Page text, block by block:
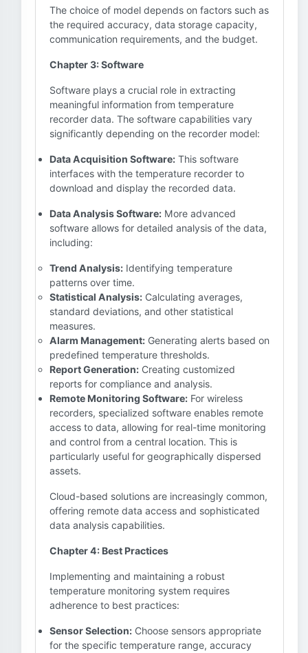
The choice of model depends on factors such as
the required accuracy, data storage capacity,
communication requirements, and the budget.
Chapter 3: Software
Software plays a crucial role in extracting
meaningful information from temperature
recorder data. The software capabilities vary
significantly depending on the recorder model:
Data Acquisition Software: This software
interfaces with the temperature recorder to
download and display the recorded data.
Data Analysis Software: More advanced
software allows for detailed analysis of the data,
including:
Trend Analysis: Identifying temperature
patterns over time.
Statistical Analysis: Calculating averages,
standard deviations, and other statistical
measures.
Alarm Management: Generating alerts based on
predefined temperature thresholds.
Report Generation: Creating customized
reports for compliance and analysis.
Remote Monitoring Software: For wireless
recorders, specialized software enables remote
access to data, allowing for real-time monitoring
and control from a central location. This is
particularly useful for geographically dispersed
assets.
Cloud-based solutions are increasingly common,
offering remote data access and sophisticated
data analysis capabilities.
Chapter 4: Best Practices
Implementing and maintaining a robust
temperature monitoring system requires
adherence to best practices:
Sensor Selection: Choose sensors appropriate
for the specific temperature range, accuracy